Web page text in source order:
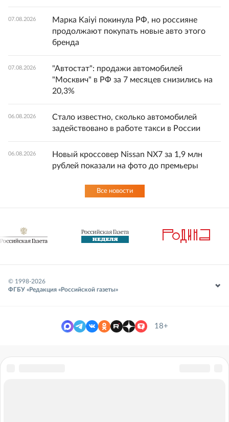
07.08.2026
Марка Kaiyi покинула РФ, но россияне
продолжают покупать новые авто этого
бренда
07.08.2026
"Автостат": продажи автомобилей
"Москвич" в РФ за 7 месяцев снизились на
20,3%
06.08.2026
Стало известно, сколько автомобилей
задействовано в работе такси в России
06.08.2026
Новый кроссовер Nissan NX7 за 1,9 млн
рублей показали на фото до премьеры
Все новости
© 1998-2026
ФГБУ «Редакция «Российской газеты»
18+